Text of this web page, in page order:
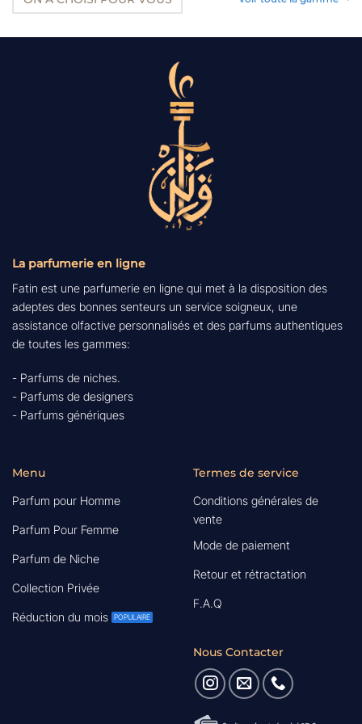
La parfumerie en ligne
Fatin est une parfumerie en ligne qui met à la disposition des
adeptes des bonnes senteurs un service soigneux, une
assistance olfactive personnalisés et des parfums authentiques
de toutes les gammes:
- Parfums de niches.
- Parfums de designers
- Parfums génériques
Menu
Parfum pour Homme
Parfum Pour Femme
Parfum de Niche
Collection Privée
Réduction du mois
Termes de service
Conditions générales de
vente
Mode de paiement
Retour et rétractation
F.A.Q
Nous Contacter